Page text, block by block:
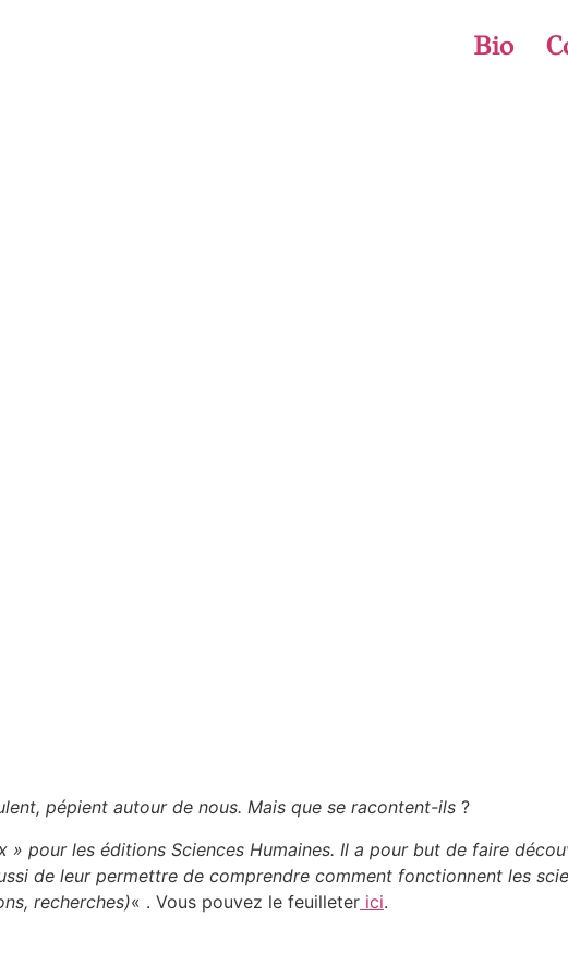
Bio
pépient autour de nous. Mais que se racontent-ils ?
» pour les éditions Sciences Humaines. Il a pour but de faire
de leur permettre de comprendre comment fonctionnent les
recherches)« . Vous pouvez le feuilleter ici.